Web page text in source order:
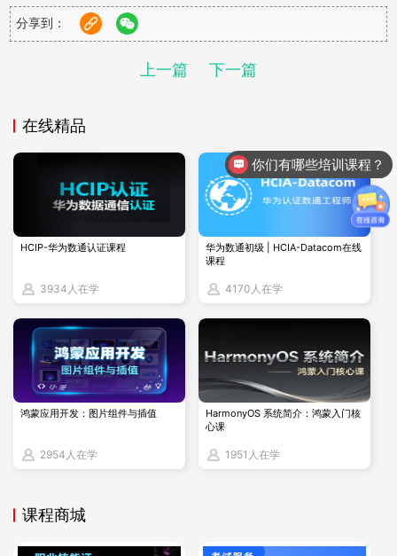
OCM证书价值分析
OCM证书是Oracle认证体系中的最高级别认证，代表
着数据库领域的专家水平。
认证的人员相对较少，因此在市场上具有很高的价值。
拥有OCM认证的人员通常可以获得更高的薪资待遇和
更好的职业发展机会。
OCM认证虽然难度较高，但含金量也更高，能够提供
深入的Oracle技术学习和实战技能。
门原厂高级课程培训或WDP培训课程。
OCM 考试的准备时间较长，因为它要求考生对数据库
技术有非常深入的理解和丰富的实践经验。通常需要一
年以上的时间来充分准备，包括深入学习高级技术知
识、进行大量的实际操作练习和案例研究。
很多考生会选择参加专业的培训课程来提高通过率，这
对于刚入门数据库的人来说，OCP会相对比较有价值
分享到：
上一篇 下一篇
在线精品
HCIP-华为数通认证课程
3934人在学
华为数通初级 | HCIA-Datacom在线
课程
4170人在学
鸿蒙应用开发：图片组件与插值
2954人在学
HarmonyOS 系统简介：鸿蒙入门核
心课
1951人在学
课程商城
你们有哪些培训课程？